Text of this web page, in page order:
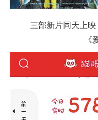
三部新片同天上
《